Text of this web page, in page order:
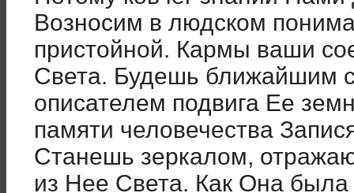
Возносим в людском
пристойной. Кармы ваши
Света. Будешь ближайшим
описателем подвига Ее
памяти человечества
Станешь зеркалом,
из Нее Света. Как Она была